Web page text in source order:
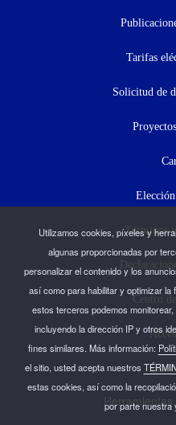
Utilizamos cookies, píxeles y
algunas proporcionadas por
personalizar el contenido y los
así como para habilitar y optimizar
estos terceros podemos
incluyendo la dirección IP y otros
fines similares. Más información:
el sitio, usted acepta nuestros
estas cookies, así como la
por parte nuestra
secundario)Tarifas
Solicitud de
Términos
Centro
Sala